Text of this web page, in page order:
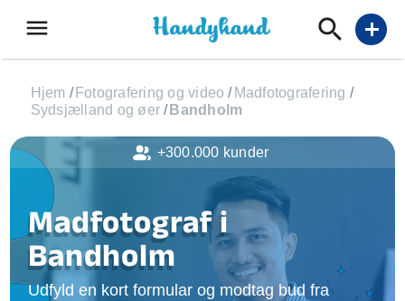
menu add
Hjem / Fotografering og video / Madfotografering /
Sydsjælland og øer / Bandholm
Madfotograf i
Bandholm
Udfyld en kort formular og modtag bud fra
+300.000 kunder